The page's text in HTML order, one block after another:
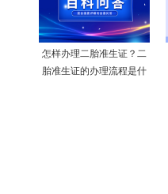
怎样办理二胎准生证？二
胎准生证的办理流程是什